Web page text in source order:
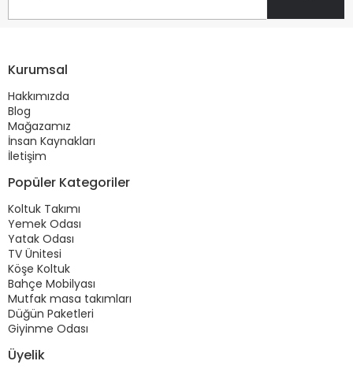
Kurumsal
Hakkımızda
Blog
Mağazamız
İnsan Kaynakları
İletişim
Popüler Kategoriler
Koltuk Takımı
Yemek Odası
Yatak Odası
TV Ünitesi
Köşe Koltuk
Bahçe Mobilyası
Mutfak masa takımları
Düğün Paketleri
Giyinme Odası
Üyelik